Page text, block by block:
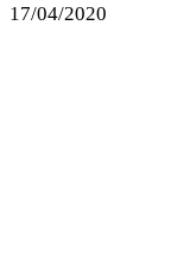
17/04/2020